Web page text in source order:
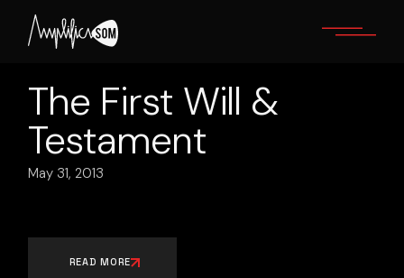
content
The First Will &
Testament
May 31, 2013
READ MORE